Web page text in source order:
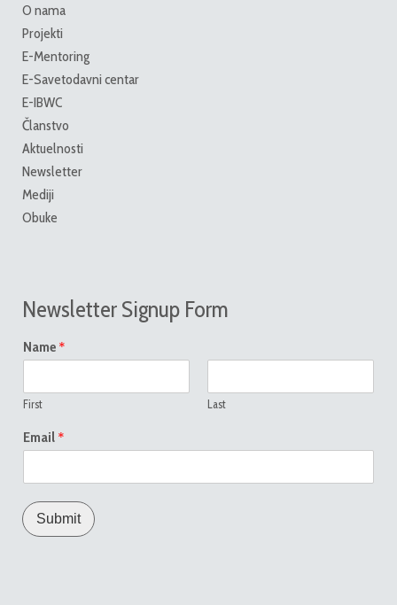
O nama
Projekti
E-Mentoring
E-Savetodavni centar
E-IBWC
Članstvo
Aktuelnosti
Newsletter
Mediji
Obuke
Newsletter Signup Form
Name *
First Last
Email *
Submit